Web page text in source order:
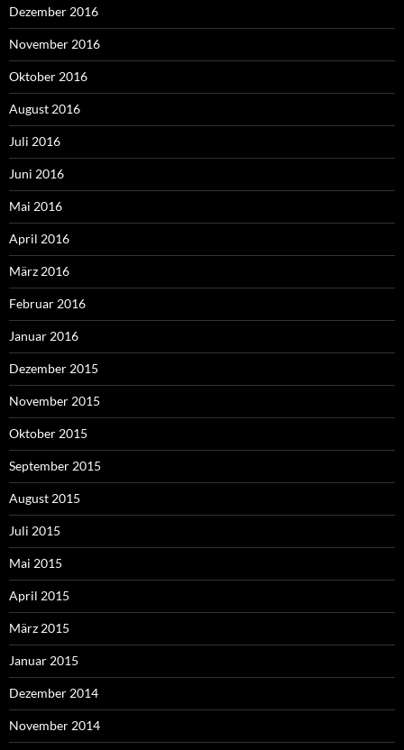
Dezember 2016
November 2016
Oktober 2016
August 2016
Juli 2016
Juni 2016
Mai 2016
April 2016
März 2016
Februar 2016
Januar 2016
Dezember 2015
November 2015
Oktober 2015
September 2015
August 2015
Juli 2015
Mai 2015
April 2015
März 2015
Januar 2015
Dezember 2014
November 2014